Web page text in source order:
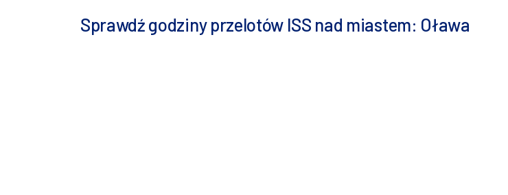
Sprawdź godziny przelotów ISS nad miastem: Oława